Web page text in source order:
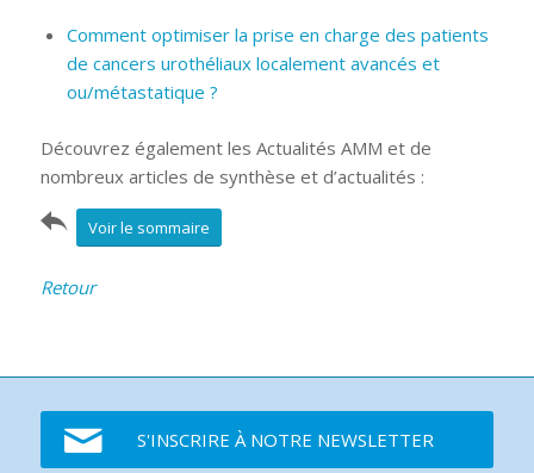
Comment optimiser la prise en charge des patients
de cancers urothéliaux localement avancés et
ou/métastatique ?
Découvrez également les Actualités AMM et de
nombreux articles de synthèse et d’actualités :
Voir le sommaire
Retour
S'INSCRIRE À NOTRE NEWSLETTER